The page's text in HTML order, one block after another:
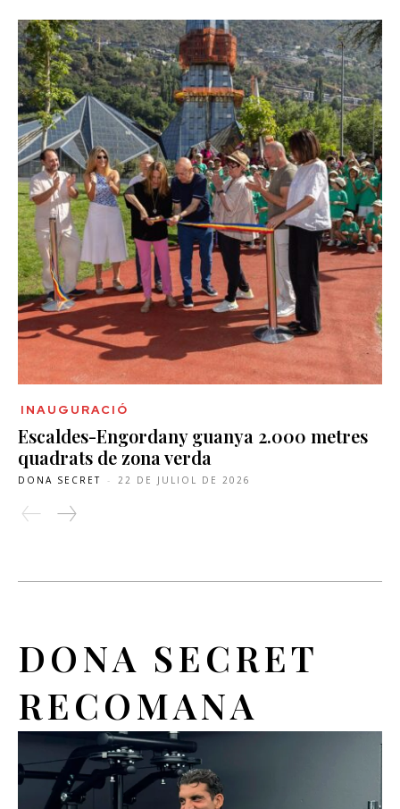
INAUGURACIÓ
Escaldes-Engordany guanya 2.000 metres
quadrats de zona verda
DONA SECRET - 22 DE JULIOL DE 2026
DONA SECRET
RECOMANA